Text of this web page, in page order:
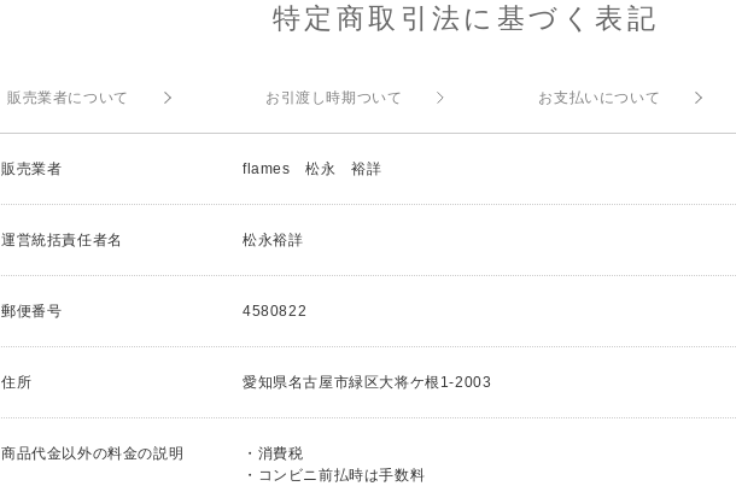
特定商取引法に基づく表記
販売業者について お引渡し時期ついて お支払いについて
販売業者 flames 松永 裕詳
運営統括責任者名 松永裕詳
郵便番号 4580822
住所 愛知県名古屋市緑区大将ケ根1-2003
商品代金以外の料金の説明
・消費税
・コンビニ前払時は手数料